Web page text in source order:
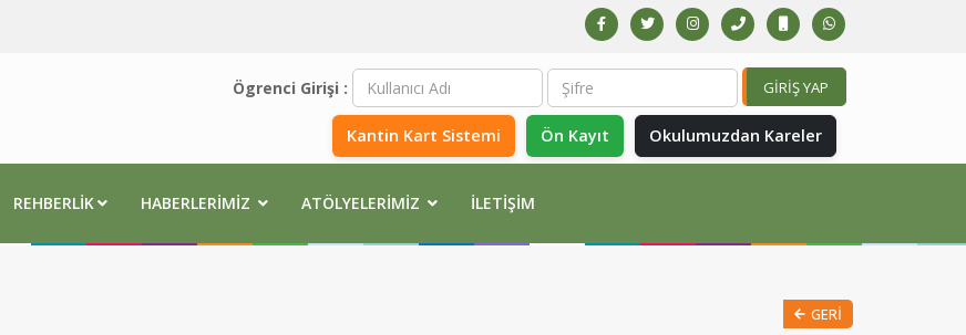
Ögrenci Girişi : GİRİŞ YAP
Kantin Kart Sistemi Ön Kayıt Okulumuzdan Kareler
REHBERLIK HABERLERIMIZ ATÖLYELERIMIZ İLETIŞIM
GERI